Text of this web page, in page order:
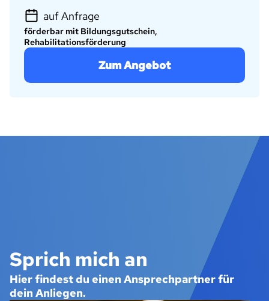
auf Anfrage
förderbar mit Bildungsgutschein,
Rehabilitationsförderung
Zum Angebot
Sprich mich an
Hier findest du einen Ansprechpartner für
dein Anliegen.